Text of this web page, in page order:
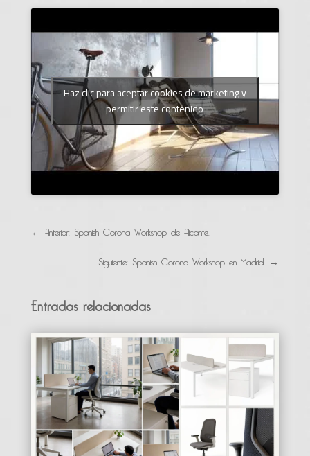
Haz clic para aceptar cookies de marketing y
permitir este contenido
← Anterior: Spanish Corona Workshop de Alicante.
Siguiente: Spanish Corona Workshop en Madrid. →
Entradas relacionadas